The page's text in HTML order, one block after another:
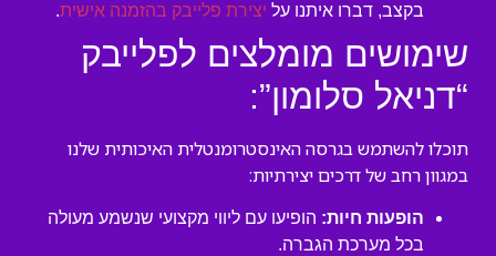
בקצב, דברו איתנו על יצירת פלייבק בהזמנה אישית.
שימושים מומלצים לפלייבק
“דניאל סלומון”:
תוכלו להשתמש בגרסה האינסטרומנטלית האיכותית שלנו
במגוון רחב של דרכים יצירתיות:
הופעות חיות: הופיעו עם ליווי מקצועי שנשמע מעולה
בכל מערכת הגברה.